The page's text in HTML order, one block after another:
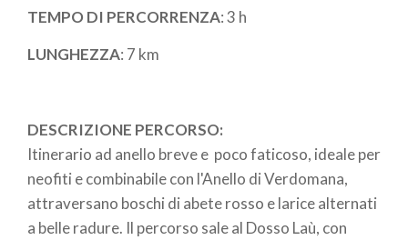
TEMPO DI PERCORRENZA: 3 h
LUNGHEZZA: 7 km
DESCRIZIONE PERCORSO:
Itinerario ad anello breve e poco faticoso, ideale per
neofiti e combinabile con l'Anello di Verdomana,
attraversano boschi di abete rosso e larice alternati
a belle radure. Il percorso sale al Dosso Laù, con